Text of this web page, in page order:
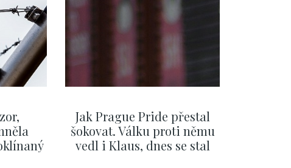
Jak Prague Pride přestal
šokovat. Válku proti němu
vedl i Klaus, dnes se stal